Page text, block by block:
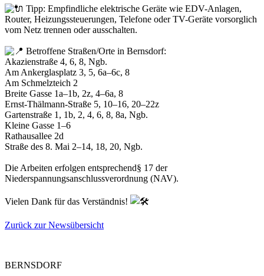
Tipp: Empfindliche elektrische Geräte wie EDV-Anlagen,
Router, Heizungssteuerungen, Telefone oder TV-Geräte vorsorglich
vom Netz trennen oder ausschalten.
Betroffene Straßen/Orte in Bernsdorf:
Akazienstraße 4, 6, 8, Ngb.
Am Ankerglasplatz 3, 5, 6a–6c, 8
Am Schmelzteich 2
Breite Gasse 1a–1b, 2z, 4–6a, 8
Ernst-Thälmann-Straße 5, 10–16, 20–22z
Gartenstraße 1, 1b, 2, 4, 6, 8, 8a, Ngb.
Kleine Gasse 1–6
Rathausallee 2d
Straße des 8. Mai 2–14, 18, 20, Ngb.
Die Arbeiten erfolgen entsprechend§ 17 der
Niederspannungsanschlussverordnung (NAV).
Vielen Dank für das Verständnis!
Zurück zur Newsübersicht
BERNSDORF